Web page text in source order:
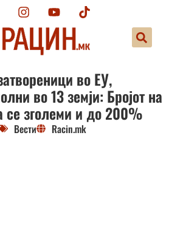
во ЕУ,
во 13 земји: Бројот на
се зголеми и до 200%
Вести Racin.mk